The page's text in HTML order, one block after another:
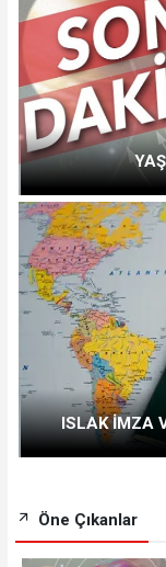
ISLAK İMZA
Öne Çıkanlar